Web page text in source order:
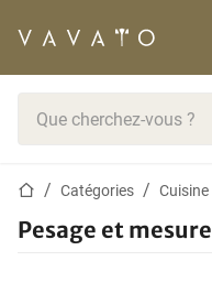
Page d'accueil
Catégories Cuisine
Pesage et mesure